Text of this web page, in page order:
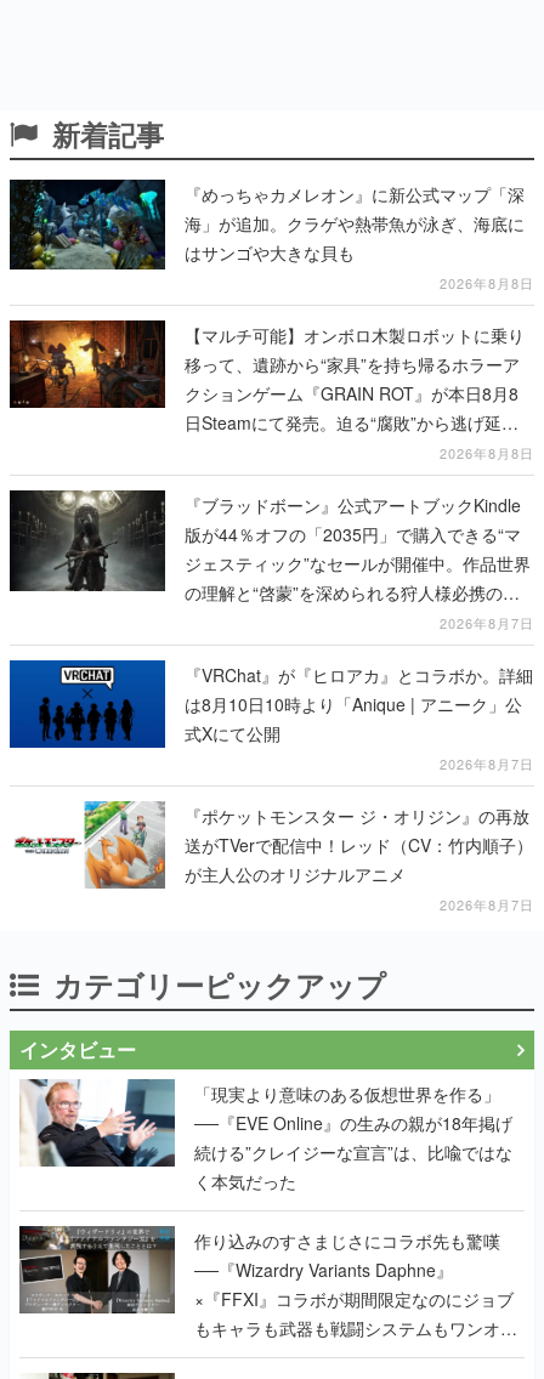
新着記事
『めっちゃカメレオン』に新公式マップ「深
海」が追加。クラゲや熱帯魚が泳ぎ、海底に
はサンゴや大きな貝も
2026年8月8日
【マルチ可能】オンボロ木製ロボットに乗り
移って、遺跡から“家具”を持ち帰るホラーア
クションゲーム『GRAIN ROT』が本日8月8
日Steamにて発売。迫る“腐敗”から逃げ延
2026年8月8日
『ブラッドボーン』公式アートブックKindle
版が44％オフの「2035円」で購入できる“マ
ジェスティック”なセールが開催中。作品世界
の理解と“啓蒙”を深められる狩人様必携の一
2026年8月7日
『VRChat』が『ヒロアカ』とコラボか。詳細
は8月10日10時より「Anique | アニーク」公
式Xにて公開
2026年8月7日
『ポケットモンスター ジ・オリジン』の再放
送がTVerで配信中！レッド（CV：竹内順子）
が主人公のオリジナルアニメ
2026年8月7日
カテゴリーピックアップ
インタビュー
「現実より意味のある仮想世界を作る」
──『EVE Online』の生みの親が18年掲げ
続ける”クレイジーな宣言”は、比喩ではな
く本気だった
作り込みのすさまじさにコラボ先も驚嘆
──『Wizardry Variants Daphne』
×『FFXI』コラボが期間限定なのにジョブ
もキャラも武器も戦闘システムもワンオフ
で作り込まれた理由を両ディレクターに聞